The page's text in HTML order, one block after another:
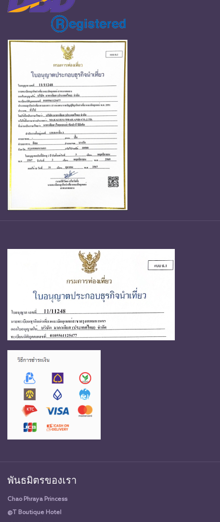
พันธมิตรของเรา
Chao Phraya Princess
@T Boutique Hotel